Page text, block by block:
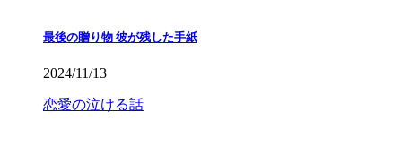
最後の贈り物 彼が残した手紙
2024/11/13
恋愛の泣ける話